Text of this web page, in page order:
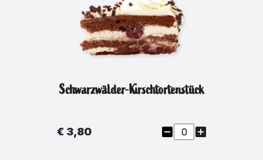
Schwarzwälder-Kirschtortenstück
€ 3,80